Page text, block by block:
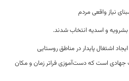
نیاز واقعی مردم
و اسدیه انتخاب شدند.
اشتغال پایدار در مناطق روستایی
است که دست‌آموزی فراتر زمان و مکان